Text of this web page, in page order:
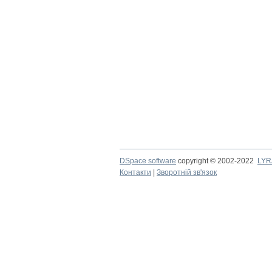
DSpace software copyright © 2002-2022
Контакти
Зворотній зв'язок